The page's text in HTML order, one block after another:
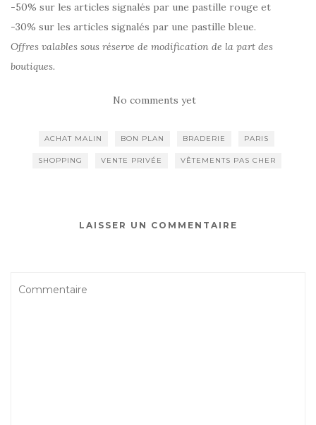
-50% sur les articles signalés par une pastille rouge et
-30% sur les articles signalés par une pastille bleue.
Offres valables sous réserve de modification de la part des
boutiques.
No comments yet
ACHAT MALIN BON PLAN BRADERIE PARIS
SHOPPING VENTE PRIVÉE VÊTEMENTS PAS CHER
LAISSER UN COMMENTAIRE